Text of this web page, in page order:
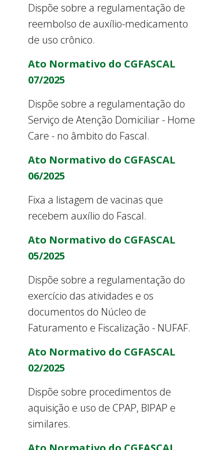
Dispõe sobre a regulamentação de
reembolso de auxílio-medicamento
de uso crônico.
Ato Normativo do CGFASCAL
07/2025
Dispõe sobre a regulamentação do
Serviço de Atenção Domiciliar - Home
Care - no âmbito do Fascal.
Ato Normativo do CGFASCAL
06/2025
Fixa a listagem de vacinas que
recebem auxílio do Fascal.
Ato Normativo do CGFASCAL
05/2025
Dispõe sobre a regulamentação do
exercício das atividades e os
documentos do Núcleo de
Faturamento e Fiscalização - NUFAF.
Ato Normativo do CGFASCAL
02/2025
Dispõe sobre procedimentos de
aquisição e uso de CPAP, BIPAP e
similares.